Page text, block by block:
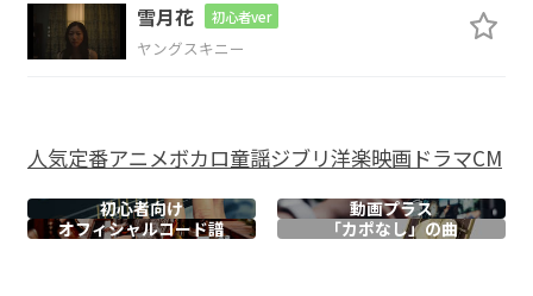
枕元に 置いてるの
雪月花 初心者ver
ヤングスキニー
人気定番アニメボカロ童謡ジブリ洋楽映画ドラマCM
初心者向け
動画プラス
オフィシャルコード譜 「カポなし」の曲